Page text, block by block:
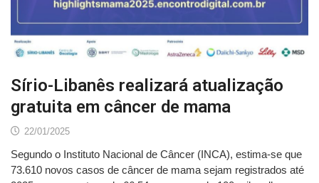
Sírio-Libanês realizará atualização
gratuita em câncer de mama
22/01/2025
Segundo o Instituto Nacional de Câncer (INCA), estima-se que
73.610 novos casos de câncer de mama sejam registrados até